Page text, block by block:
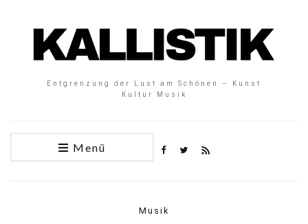
Entgrenzung der Lust am Schönen – Kunst
Kultur Musik
Menü
Musik